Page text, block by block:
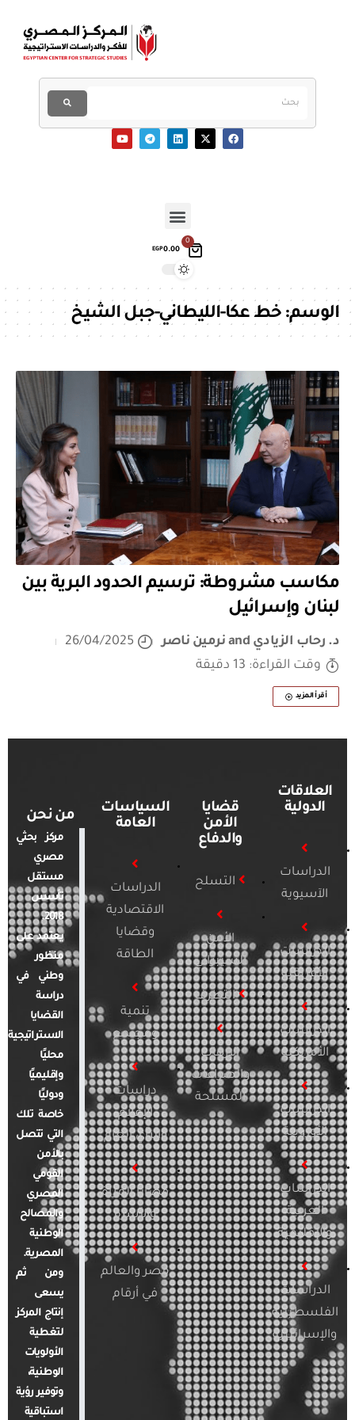
0
EGP0.00
الوسم:خط عكا-الليطاني-جبل الشيخ
مكاسب مشروطة: ترسيم الحدود البرية بين
لبنان وإسرائيل
د. رحاب الزياديand نرمين ناصر
26/04/2025
وقت القراءة: 13 دقيقة
أقرأ المزيد
العلاقات
الدولية
الدراسات
الآسيوية
الدراسات
الأفريقية
الدراسات
الأمريكية
الدراسات
الأوروبية
الدراسات
العربية
والإقليمية
الدراسات
الفلسطينية
والإسرائيلية
قضايا
الأمن
والدفاع
التسلح
الأمن
السيبراني
التطرف
الإرهاب
والصراعات
المسلحة
السياسات
العامة
الدراسات
الاقتصادية
وقضايا
الطاقة
تنمية
ومجتمع
دراسات
الإعلام
والرأي العام
قضايا المرأة
والأسرة
مصر والعالم
في أرقام
من نحن
مركز بحثي
مصري
مستقل
تأسس
2018.
يعتمد على
منظور
وطني في
دراسة
القضايا
الاستراتيجية
محليًا
وإقليميًا
ودوليًا
خاصة تلك
التي تتصل
بالأمن
القومي
المصري
والمصالح
الوطنية
المصرية.
ومن ثم
يسعى
إنتاج المركز
لتغطية
الأولويات
الوطنية،
وتوفير رؤية
استباقية